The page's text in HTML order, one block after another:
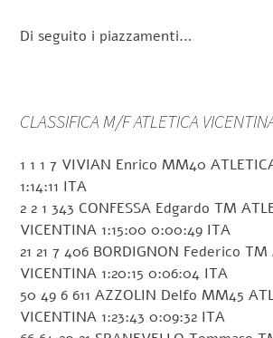
Di seguito i piazzamenti…
CLASSIFICA M/F ATLETICA
1 1 1 7 VIVIAN Enrico MM40
1:14:11 ITA
2 2 1 343 CONFESSA Edgardo TM
VICENTINA 1:15:00 0:00:49 ITA
21 21 7 406 BORDIGNON Federico TM
VICENTINA 1:20:15 0:06:04 ITA
50 49 6 611 AZZOLIN Delfo MM45
VICENTINA 1:23:43 0:09:32 ITA